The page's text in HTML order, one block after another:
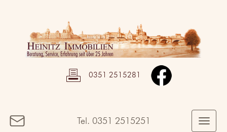
0351 2515281
Tel. 0351 2515251